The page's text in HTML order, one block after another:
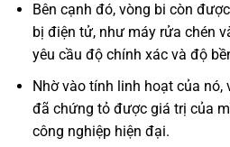
Bên cạnh đó, vòng bi còn
bị điện tử, như máy rửa chén
yêu cầu độ chính xác và độ
Nhờ vào tính linh hoạt của nó,
đã chứng tỏ được giá trị của
công nghiệp hiện đại.